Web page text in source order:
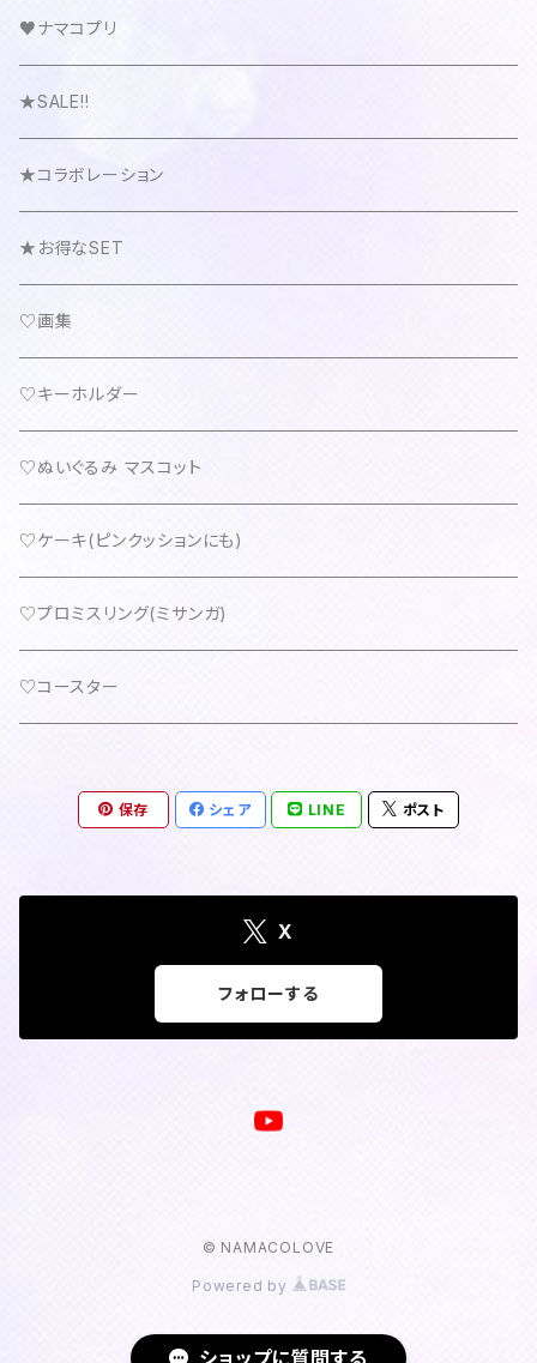
♥ナマコプリ
★SALE!!
★コラボレーション
★お得なSET
♡画集
♡キーホルダー
♡ぬいぐるみ マスコット
♡ケーキ(ピンクッションにも)
♡プロミスリング(ミサンガ)
♡コースター
保存 シェア LINE ポスト
X
フォローする
© NAMACOLOVE
Powered by
ショップに質問する